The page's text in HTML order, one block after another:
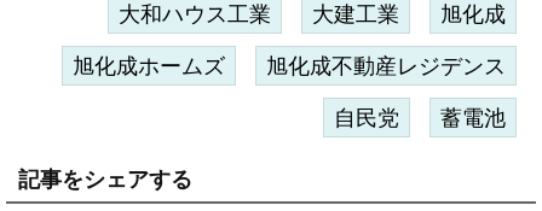
大和ハウス工業 大建工業 旭化成
旭化成ホームズ 旭化成不動産レジデンス
自民党 蓄電池
記事をシェアする